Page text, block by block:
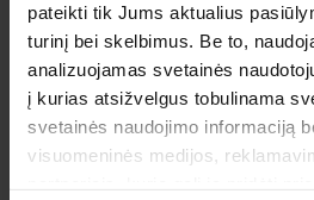
pateikti tik Jums aktualius
turinį bei skelbimus. Be to,
analizuojamas svetainės
į kurias atsižvelgus tobulinama
svetainės naudojimo informaciją
visuomeninės medijos,
Klientų
Tel.:+370 700
Tel.: (iš užsienio)00-